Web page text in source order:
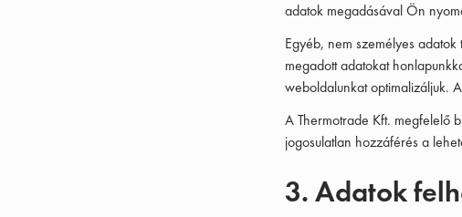
adatok megadásával Ön
Egyéb, nem személyes
megadott adatokat
weboldalunkat optimalizáljuk.
A Thermotrade Kft. megfelelő
jogosulatlan hozzáférés a
3. Adatok